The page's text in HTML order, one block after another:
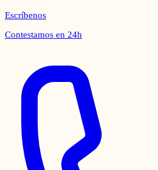
Escríbenos
Contestamos en 24h